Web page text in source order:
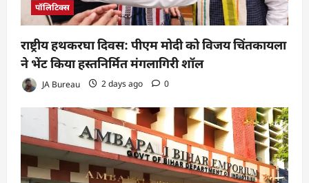
पॉलिटिक्स
राष्ट्रीय हथकरघा दिवस: पीएम मोदी को विजय चिंतकायला
ने भेंट किया हस्तनिर्मित मंगलागिरी शॉल
JA Bureau 2 days ago 0